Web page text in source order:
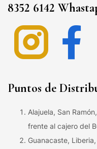
8352 6142
Puntos de
Alajuela, San
frente al cajero del
Guanacaste,